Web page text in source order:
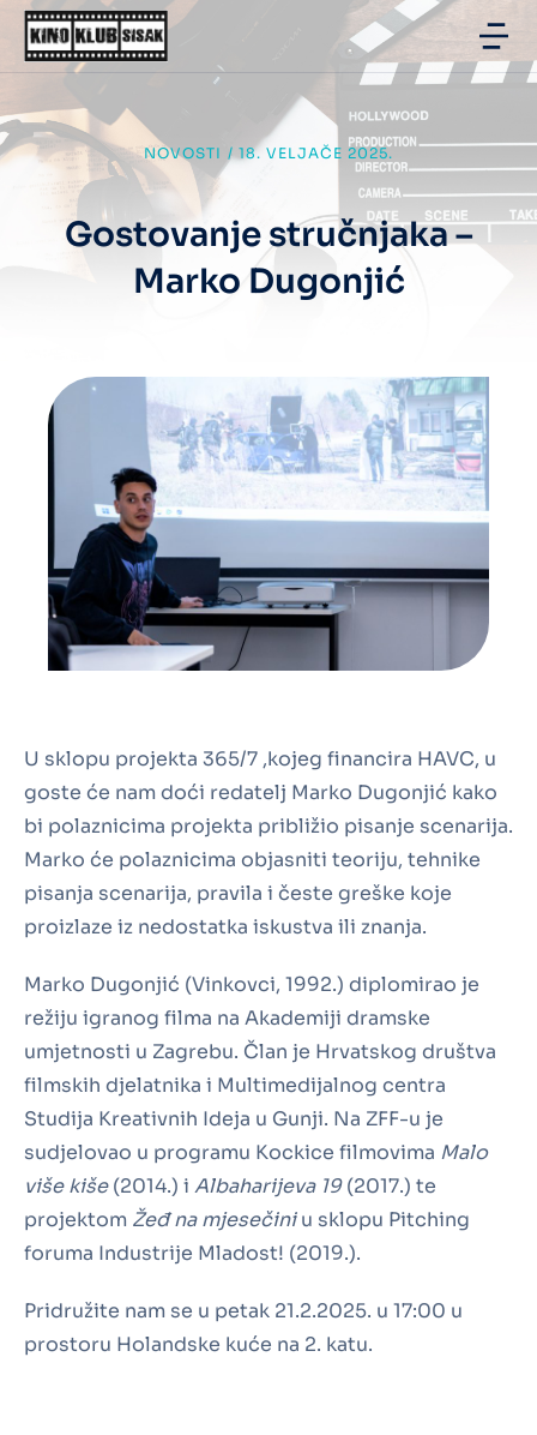
NOVOSTI / 18. VELJAČE 2025.
Gostovanje stručnjaka –
Marko Dugonjić
U sklopu projekta 365/7 ,kojeg financira HAVC, u
goste će nam doći redatelj Marko Dugonjić kako
bi polaznicima projekta približio pisanje scenarija.
Marko će polaznicima objasniti teoriju, tehnike
pisanja scenarija, pravila i česte greške koje
proizlaze iz nedostatka iskustva ili znanja.
Marko Dugonjić (Vinkovci, 1992.) diplomirao je
režiju igranog filma na Akademiji dramske
umjetnosti u Zagrebu. Član je Hrvatskog društva
filmskih djelatnika i Multimedijalnog centra
Studija Kreativnih Ideja u Gunji. Na ZFF-u je
sudjelovao u programu Kockice filmovima Malo
više kiše(2014.) i Albaharijeva 19(2017.) te
projektom Žeđ na mjesečiniu sklopu Pitching
foruma Industrije Mladost! (2019.).
Pridružite nam se u petak 21.2.2025. u 17:00 u
prostoru Holandske kuće na 2. katu.